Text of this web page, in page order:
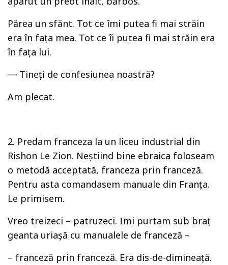
Părea un sfănt. Tot ce îmi putea fi mai străin
era în faţa mea. Tot ce îi putea fi mai străin era
în faţa lui.
― Tineţi de confesiunea noastră?
Am plecat.
2. Predam franceza la un liceu industrial din
Rishon Le Zion. Neştiind bine ebraica foloseam
o metodă acceptată, franceza prin franceză.
Pentru asta comandasem manuale din Franţa.
Le primisem.
Vreo treizeci – patruzeci. Imi purtam sub braţ
geanta uriaşă cu manualele de franceză –
– franceză prin franceză. Era dis-de-dimineaţă.